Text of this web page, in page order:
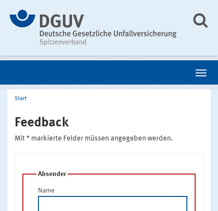
Start
Feedback
Mit * markierte Felder müssen angegeben werden.
Absender
Name